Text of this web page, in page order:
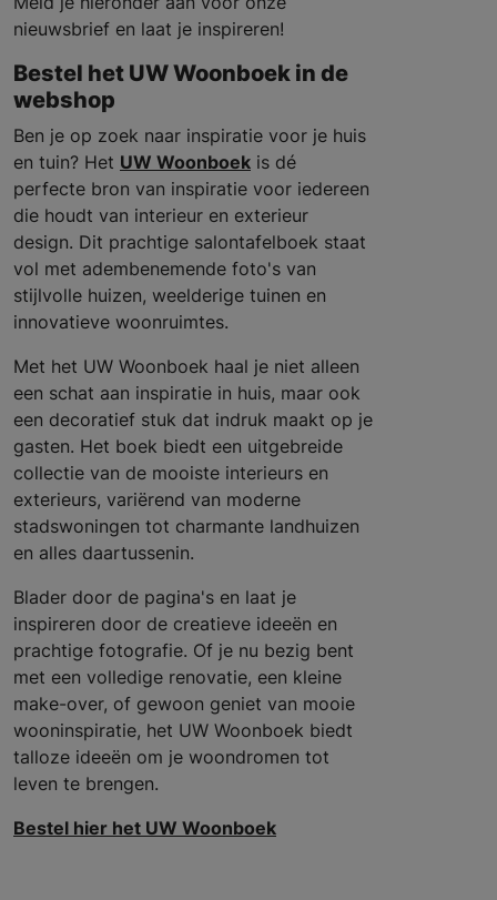
nieuwsbrief en laat je inspireren!
Bestel het UW Woonboek in de
webshop
Ben je op zoek naar inspiratie voor je huis
en tuin? Het UW Woonboek is dé
perfecte bron van inspiratie voor iedereen
die houdt van interieur en exterieur
design. Dit prachtige salontafelboek staat
vol met adembenemende foto's van
stijlvolle huizen, weelderige tuinen en
innovatieve woonruimtes.
Met het UW Woonboek haal je niet alleen
een schat aan inspiratie in huis, maar ook
een decoratief stuk dat indruk maakt op je
gasten. Het boek biedt een uitgebreide
collectie van de mooiste interieurs en
exterieurs, variërend van moderne
stadswoningen tot charmante landhuizen
en alles daartussenin.
Blader door de pagina's en laat je
inspireren door de creatieve ideeën en
prachtige fotografie. Of je nu bezig bent
met een volledige renovatie, een kleine
make-over, of gewoon geniet van mooie
wooninspiratie, het UW Woonboek biedt
talloze ideeën om je woondromen tot
leven te brengen.
Bestel hier het UW Woonboek